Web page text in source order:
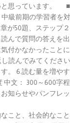
思っています。
前期の学習者を
50題、ステップ
んで質問の答え
かなかったこと
読んでみてくだ
6.読む量を増や
文： 300～600字
知らせやパンフレ
を扱いまし
こと、社会的な